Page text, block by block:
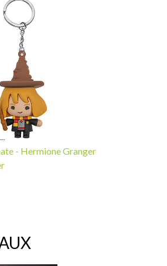
- Hermione Granger